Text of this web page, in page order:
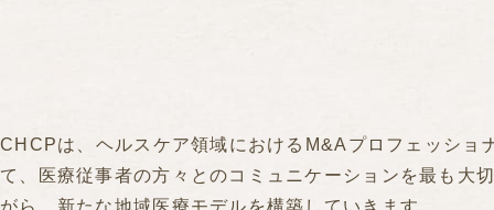
CHCPは、ヘルスケア領域におけるM&Aプロフェッショ
て、医療従事者の方々とのコミュニケーションを最も大
がら、新たな地域医療モデルを構築していきます。